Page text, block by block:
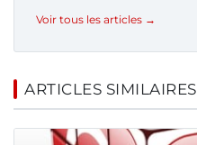
Voir tous les articles →
ARTICLES SIMILAIRES